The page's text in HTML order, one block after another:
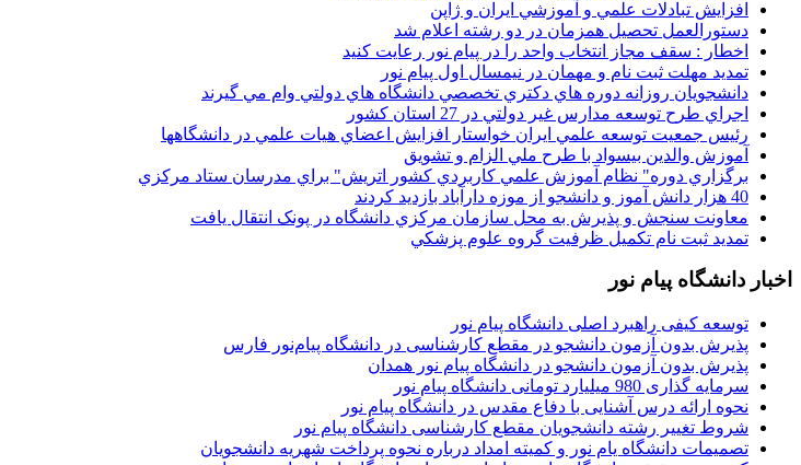
افزايش تبادلات علمي و آموزشي ايران و ژاپن
دستورالعمل تحصیل همزمان در دو رشته اعلام شد
اخطار : سقف مجاز انتخاب واحد را در پیام نور رعایت کنید
تمدید مهلت ثبت نام و مهمان در نیمسال اول پیام نور
دانشجويان روزانه دوره هاي دكتري تخصصي دانشگاه هاي دولتي وام مي گيرند
اجراي طرح توسعه مدارس غير دولتي در 27 استان کشور
رئيس جمعيت توسعه علمي ايران خواستار افزايش اعضاي هيات علمي در دانشگاهها
آموزش والدين بيسواد با طرح ملي الزام و تشويق
برگزاري دوره" نظام آموزش علمي كاربردي كشور اتريش" براي مدرسان ستاد مرکزي
40 هزار دانش آموز و دانشجو از موزه دارآباد بازديد کردند
معاونت سنجش و پذيرش به محل سازمان مرکزي دانشگاه در پونک انتقال يافت
تمديد ثبت نام تکميل ظرفيت گروه علوم پزشکي
اخبار دانشگاه پیام نور
توسعه کیفی راهبرد اصلی دانشگاه پیام نور
پذیرش بدون آزمون دانشجو در مقطع کارشناسی در دانشگاه پیام‌نور فارس
پذیرش بدون آزمون دانشجو در دانشگاه پیام نور همدان
سرمایه گذاری 980 میلیارد تومانی دانشگاه پیام نور
نحوه ارائه درس آشنایی با دفاع مقدس در دانشگاه پیام نور
شروط تغییر رشته دانشجویان مقطع کارشناسی دانشگاه پیام نور
تصمیمات دانشگاه یام نور و کمیته امداد درباره نحوه پرداخت شهریه دانشجویان